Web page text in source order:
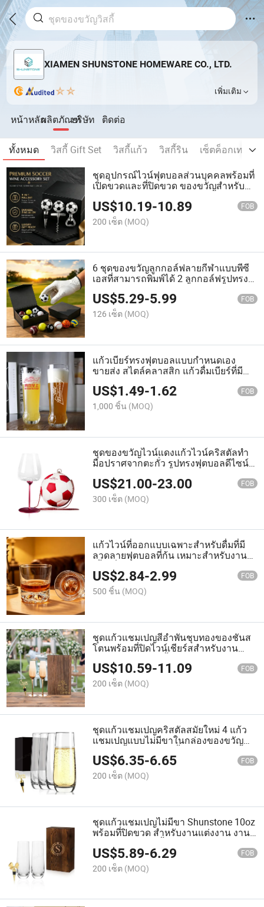
XIAMEN SHUNSTONE HOMEWARE CO., LTD.
เพิ่มเติม
หน้าหลักผลิตภัณฑ์บริษัท ติดต่อ
ทั้งหมด วิสกี้ Gift Set วิสกี้แก้ว วิสกี้ริน
เซ็ตค็อกเทลผู้สู
ชุดอุปกรณ์ไวน์ฟุตบอลส่วนบุคคลพร้อมที่
เปิดขวดและที่ปิดขวด ของขวัญสำหรับ
US$10.19-10.89 FOB
200 เซ็ต (MOQ)
6 ชุดของขวัญลูกกอล์ฟลายกีฬาแบบพีซี
เอสที่สามารถพิมพ์ได้ 2 ลูกกอล์ฟรูปทรง
ฟุตบอลสำหรับฝึกซ้อม ชุดของขวัญ
สำหรับธุรกิจและองค์กร
US$5.29-5.99 FOB
126 เซ็ต (MOQ)
แก้วเบียร์ทรงฟุตบอลแบบกำหนดเอง
ขายส่ง สไตล์คลาสสิก แก้วดื่มเบียร์ที่มี
การปรับแต่งเฉพาะตัว สำหรับชิมเบียร์
US$1.49-1.62 FOB
1,000 ชิ้น (MOQ)
ชุดของขวัญไวน์แดงแก้วไวน์คริสตัลทำ
มือปราศจากตะกั่ว รูปทรงฟุตบอลดีไซน์
US$21.00-23.00 FOB
300 เซ็ต (MOQ)
แก้วไวน์ที่ออกแบบเฉพาะสำหรับดื่มที่มี
ลวดลายฟุตบอลที่ก้น เหมาะสำหรับงาน
เลี้ยงที่บ้าน
US$2.84-2.99 FOB
500 ชิ้น (MOQ)
ชุดแก้วแชมเปญสีอำพันชุบทองของชันส
โตนพร้อมที่ปิดไวน์เชียร์สสำหรับงาน
แต่งงานและงานเลี้ยงการมีส่วนร่วม
US$10.59-11.09 FOB
200 เซ็ต (MOQ)
ชุดแก้วแชมเปญคริสตัลสมัยใหม่ 4 แก้ว
แชมเปญแบบไม่มีขาในกล่องของขวัญ
กระดาษสำหรับงานเลี้ยงคริสต์มาส
US$6.35-6.65 FOB
200 เซ็ต (MOQ)
ชุดแก้วแชมเปญไม่มีขา Shunstone 10oz
พร้อมที่ปิดขวด สำหรับงานแต่งงาน งาน
US$5.89-6.29 FOB
200 เซ็ต (MOQ)